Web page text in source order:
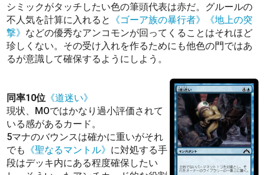
シミックがタッチしたい色の筆頭代表は赤だ。グルールの
不人気を計算に入れると
《ゴーア族の暴行者》
《地上の突
撃》 などの優秀なアンコモンが回ってくることはそれほど
珍しくない。その受け入れを作るためにも他色の門ではあ
るが意識して確保するようにしよう。
同率10位 《道迷い》
現状、MOではかなり過小評価されて
いる感があるカード。
5マナのバウンスは確かに重いがそれ
でも 《聖なるマントル》 に対処する手
段はデッキ内にある程度確保したい